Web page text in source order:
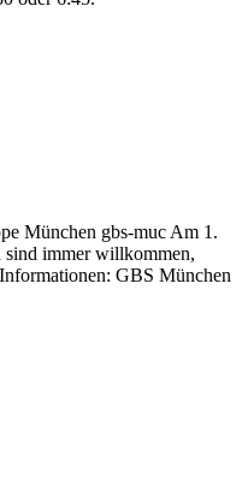
München gbs-muc Am 1.
sind immer willkommen,
GBS München